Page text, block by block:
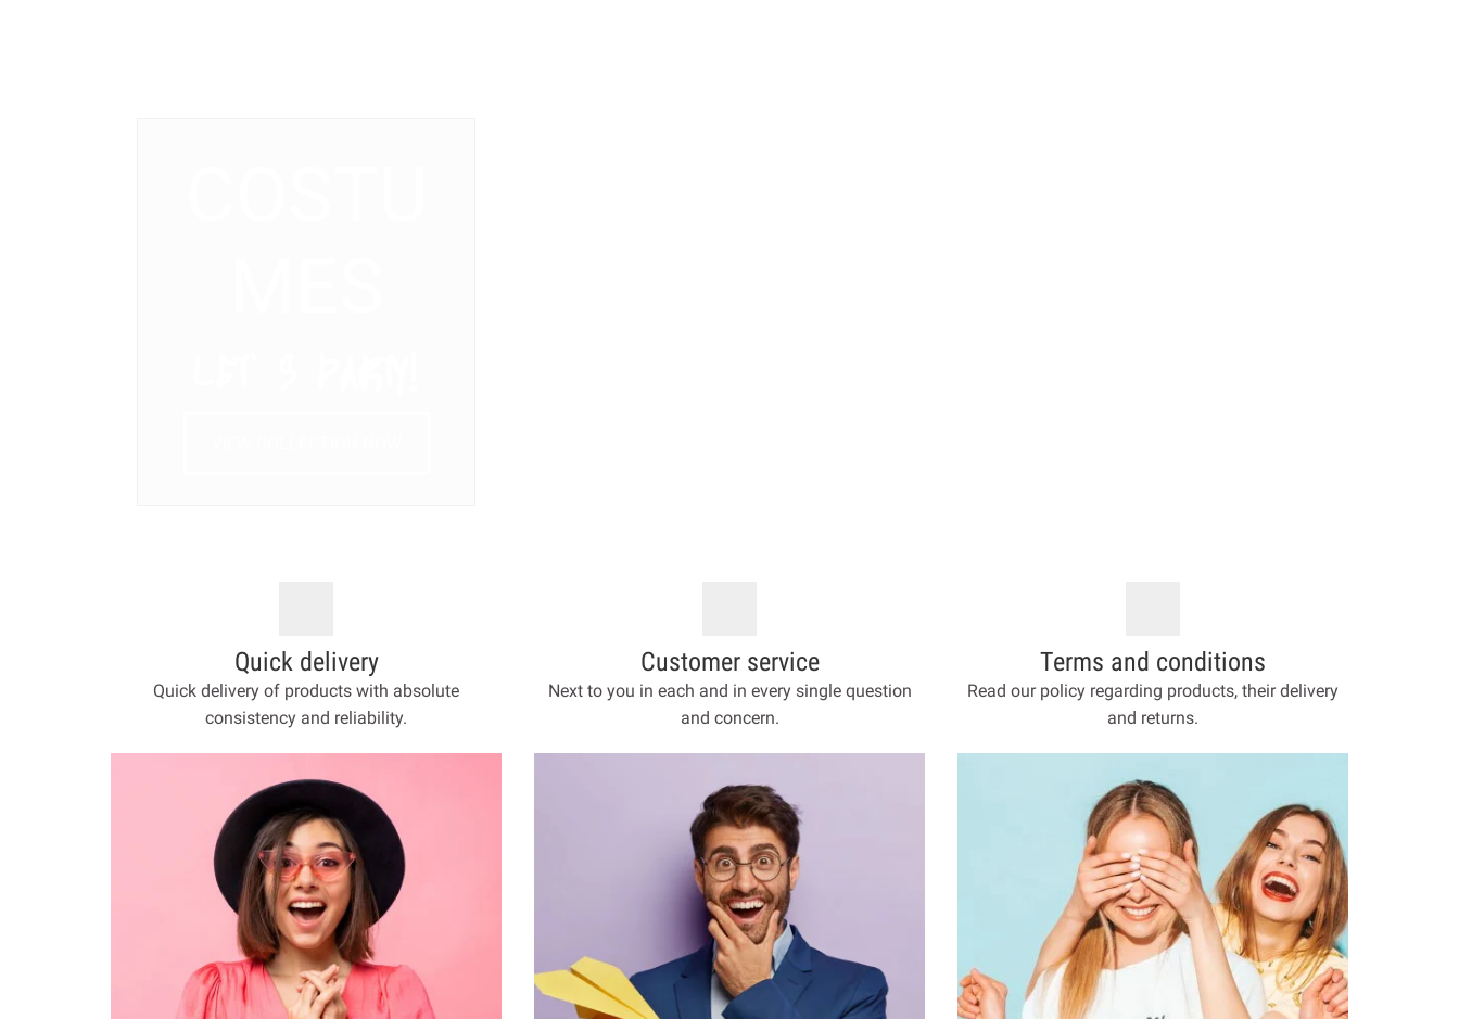
Quick delivery
Quick delivery of products with absolute
consistency and reliability.
Customer service
Next to you in each and in every single question
and concern.
Terms and conditions
Read our policy regarding products, their delivery
and returns.